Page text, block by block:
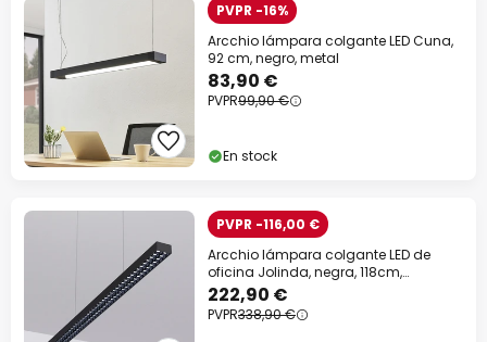
PVPR -16%
Arcchio lámpara colgante LED Cuna,
92 cm, negro, metal
83,90 €
PVPR99,90 €
En stock
PVPR -116,00 €
Arcchio lámpara colgante LED de
oficina Jolinda, negra, 118cm,
arriba/abajo
222,90 €
PVPR338,90 €